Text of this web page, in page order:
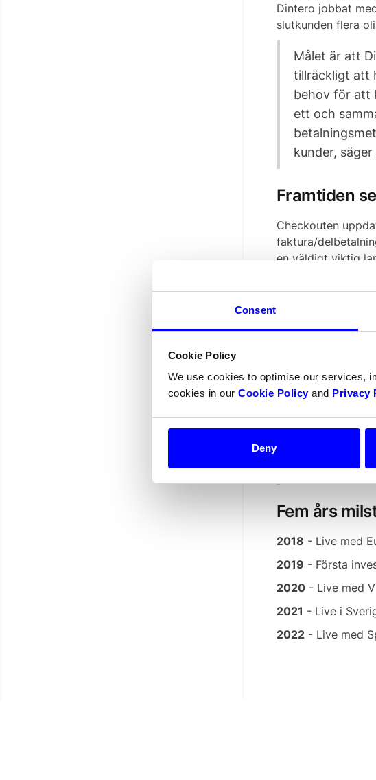
Consent
Cookie Policy
We use cookies to optimise our services,
cookies in our Cookie Policyand Privacy
Deny
Dintero jobbat
slutkunden flera
Målet är att
tillräckligt att
behov för att
ett och
kunder,
Framtiden
Checkouten
faktura/
en väldigt viktig
Split
och
Elton, eller
Nu står Sverige
Om de
skal, avslutar
Fem års
2018 - Live med
2019 - Första
2020- Live med
2021 - Live i
2022- Live med